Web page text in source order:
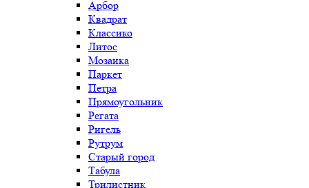
Арбор
Квадрат
Классико
Литос
Мозаика
Паркет
Петра
Прямоугольник
Регата
Ригель
Рутрум
Старый город
Табула
Трилистник